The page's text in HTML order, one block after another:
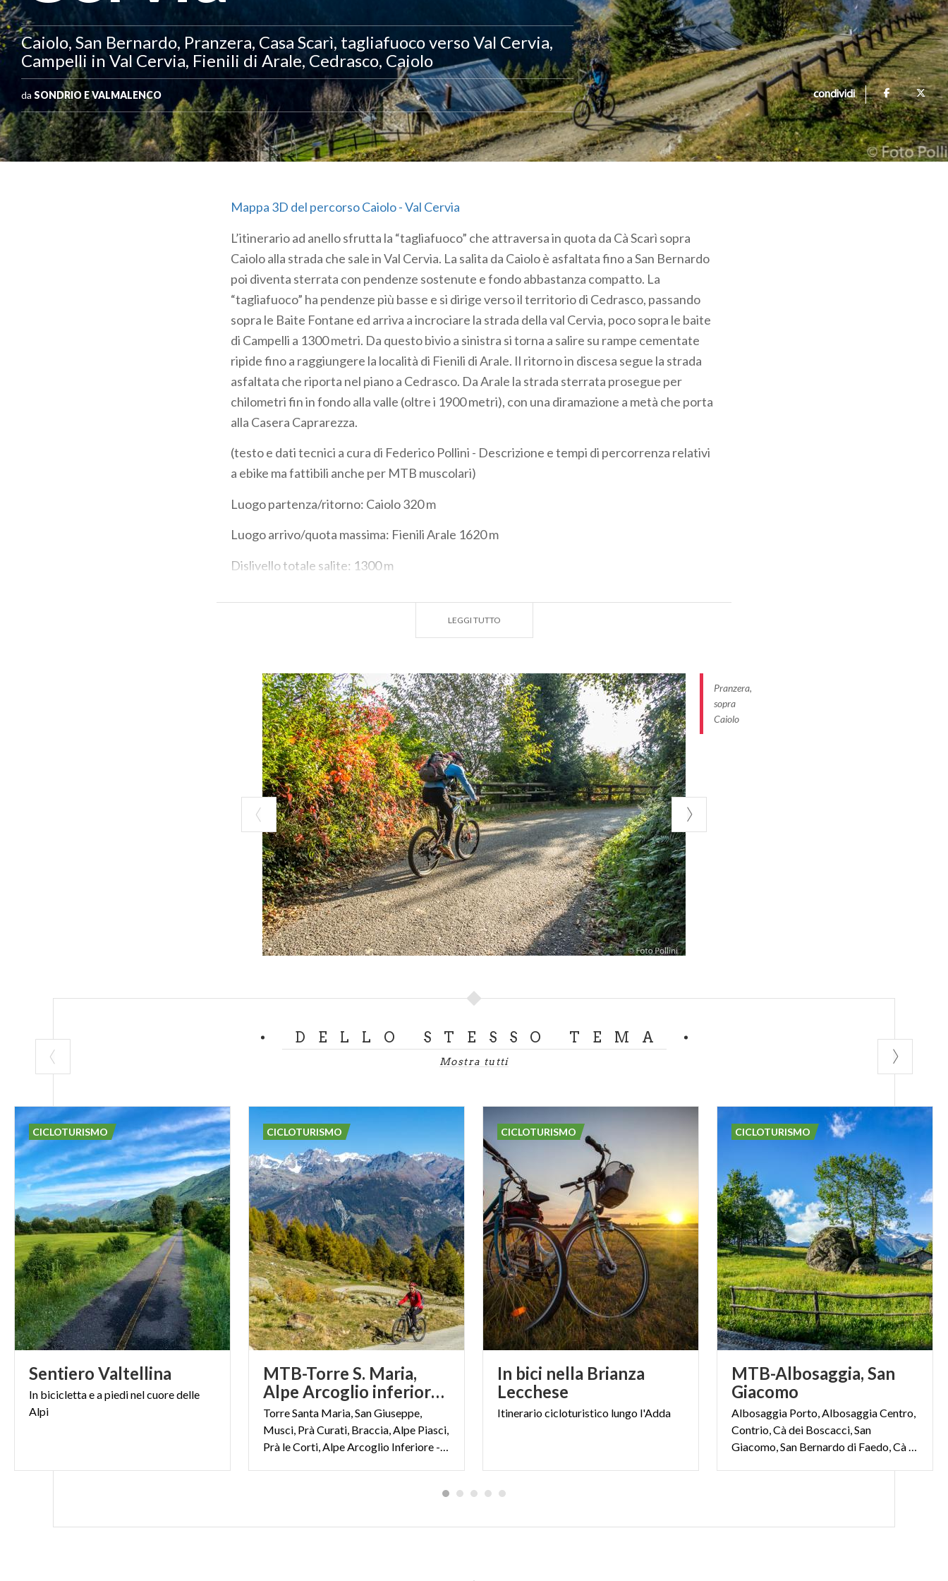
Caiolo, San Bernardo, Pranzera, Casa Scarì, tagliafuoco verso Val Cervia,
Campelli in Val Cervia, Fienili di Arale, Cedrasco, Caiolo
da SONDRIO E VALMALENCO condividi
Mappa 3D del percorso Caiolo - Val Cervia
L’itinerario ad anello sfrutta la “tagliafuoco” che attraversa in quota da Cà Scarì sopra
Caiolo alla strada che sale in Val Cervia. La salita da Caiolo è asfaltata fino a San Bernardo
poi diventa sterrata con pendenze sostenute e fondo abbastanza compatto. La
“tagliafuoco” ha pendenze più basse e si dirige verso il territorio di Cedrasco, passando
sopra le Baite Fontane ed arriva a incrociare la strada della val Cervia, poco sopra le baite
di Campelli a 1300 metri. Da questo bivio a sinistra si torna a salire su rampe cementate
ripide fino a raggiungere la località di Fienili di Arale. Il ritorno in discesa segue la strada
asfaltata che riporta nel piano a Cedrasco. Da Arale la strada sterrata prosegue per
chilometri fin in fondo alla valle (oltre i 1900 metri), con una diramazione a metà che porta
alla Casera Caprarezza.
(testo e dati tecnici a cura di Federico Pollini - Descrizione e tempi di percorrenza relativi
a ebike ma fattibili anche per MTB muscolari)
Luogo partenza/ritorno: Caiolo 320 m
Luogo arrivo/quota massima: Fienili Arale 1620 m
Dislivello totale salite: 1300 m
Lunghezza totale piano:3 km
Chilometri totali:27 km
Pendenza media salita:10 %
Pendenza massima salita:16 %
Tempo di percorrenza:3-4 h
Difficoltà:impegnativo
LEGGI TUTTO
Pranzera,
sopra
Caiolo
DELLO STESSO TEMA
Mostra tutti
Sentiero Valtellina
In biciclettaeapiedinelcuoredelle
Alpi
CICLOTURISMO
MTB-Torre S. Maria,
Alpe Arcoglio inferiore e Alpe Piasci
Torre Santa Maria, San Giuseppe,
Musci, Prà Curati, Braccia, Alpe Piasci,
Prà le Corti, Alpe Arcoglio Inferiore - ritorno a Torre Santa Maria
CICLOTURISMO
In bici nella Brianza
Lecchese
Itinerariocicloturistico lungo l'Adda
CICLOTURISMO
MTB-Albosaggia, San
Giacomo
Albosaggia Porto, Albosaggia Centro,
Contrio, Cà dei Boscacci, San
Giacomo, San Bernardo di Faedo, Cà Romeri, Cà dei Giugni, Giambelli, Gandola, Albosaggia Centro, Monaci, Pedruzzi, Albosaggia Porto
CICLOTURISMO